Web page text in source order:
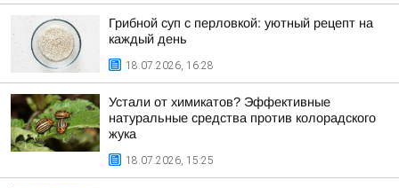
Грибной суп с перловкой: уютный рецепт на
каждый день
18.07.2026, 16:28
Устали от химикатов? Эффективные
натуральные средства против колорадского
жука
18.07.2026, 15:25